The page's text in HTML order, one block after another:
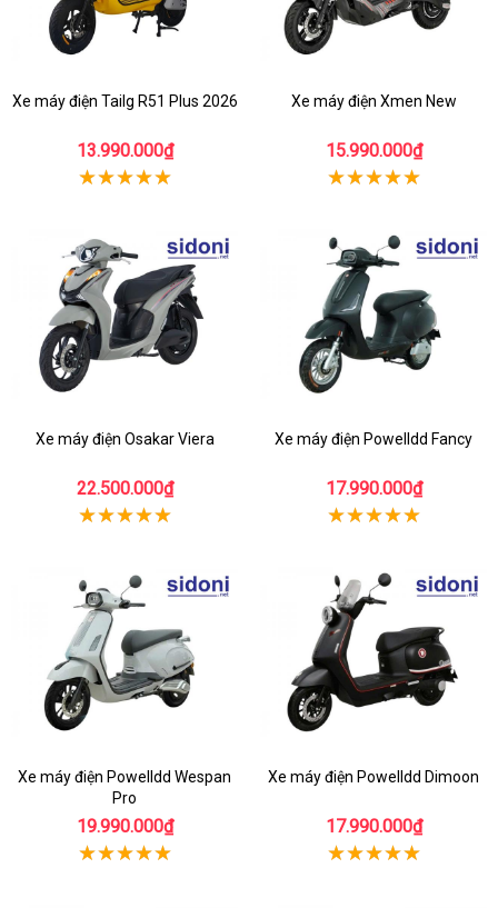
Xe máy điện Tailg R51 Plus 2026
13.990.000₫
Xe máy điện Xmen New
15.990.000₫
Xe máy điện Osakar Viera
22.500.000₫
Xe máy điện Powelldd Fancy
17.990.000₫
Xe máy điện Powelldd Wespan
Pro
19.990.000₫
Xe máy điện Powelldd Dimoon
17.990.000₫